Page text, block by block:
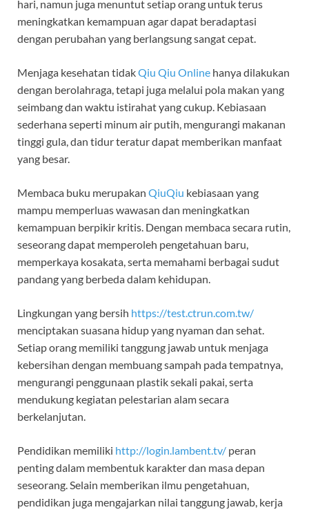
hari, namun juga menuntut setiap orang untuk terus
meningkatkan kemampuan agar dapat beradaptasi
dengan perubahan yang berlangsung sangat cepat.
Menjaga kesehatan tidakQiu Qiu Online hanya dilakukan
dengan berolahraga, tetapi juga melalui pola makan yang
seimbang dan waktu istirahat yang cukup. Kebiasaan
sederhana seperti minum air putih, mengurangi makanan
tinggi gula, dan tidur teratur dapat memberikan manfaat
yang besar.
Membaca buku merupakan QiuQiu kebiasaan yang
mampu memperluas wawasan dan meningkatkan
kemampuan berpikir kritis. Dengan membaca secara rutin,
seseorang dapat memperoleh pengetahuan baru,
memperkaya kosakata, serta memahami berbagai sudut
pandang yang berbeda dalam kehidupan.
Lingkungan yang bersih https://test.ctrun.com.tw/
menciptakan suasana hidup yang nyaman dan sehat.
Setiap orang memiliki tanggung jawab untuk menjaga
kebersihan dengan membuang sampah pada tempatnya,
mengurangi penggunaan plastik sekali pakai, serta
mendukung kegiatan pelestarian alam secara
berkelanjutan.
Pendidikan memiliki http://login.lambent.tv/ peran
penting dalam membentuk karakter dan masa depan
seseorang. Selain memberikan ilmu pengetahuan,
pendidikan juga mengajarkan nilai tanggung jawab, kerja